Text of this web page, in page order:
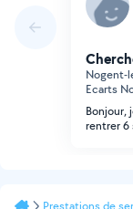
Nogent-
Ecarts
Bonjour,
rentrer 6
Prestations de